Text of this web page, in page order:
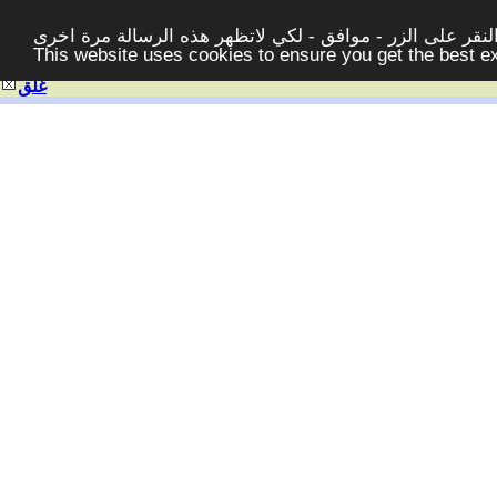
على الزر - موافق - لكي لاتظهر هذه الرسالة مرة اخرى -
This website uses cookies to ensure you get the best
غلق